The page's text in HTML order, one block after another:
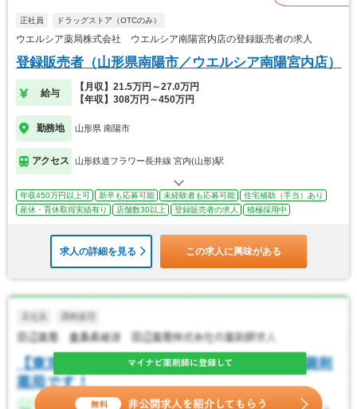
正社員 ドラッグストア（OTCのみ）
ウエルシア薬局株式会社 ウエルシア南陽宮内店の登録販売者の求人
登録販売者（山形県南陽市／ウエルシア南陽宮内店）
給与
【月収】21.5万円～27.0万円
【年収】308万円～450万円
勤務地 山形県 南陽市
アクセス 山形鉄道フラワー長井線 宮内(山形)駅
年収450万円以上可 新卒も応募可能 未経験者も応募可能
住宅補助（手当）あり
産休・育休取得実績有り
店舗数30以上 登録販売者の求人 積極採用中
求人の詳細を見る この求人に興味がある